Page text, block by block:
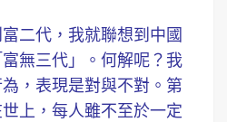
二代，我就聯想到中國
無三代」。何解呢？我
，表現是對與不對。第
上，每人雖不至於一定